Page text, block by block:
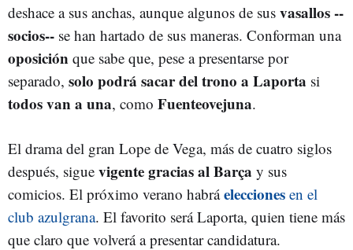
deshace a sus anchas, aunque algunos de sus vasallos --
socios-- se han hartado de sus maneras. Conforman una
oposición que sabe que, pese a presentarse por
separado, solo podrá sacar del trono a Laporta si
todos van a una, como Fuenteovejuna.
El drama del gran Lope de Vega, más de cuatro siglos
después, sigue vigente gracias al Barça y sus
comicios. El próximo verano habráelecciones en el
club azulgrana. El favorito será Laporta, quien tiene más
que claro que volverá a presentar candidatura.